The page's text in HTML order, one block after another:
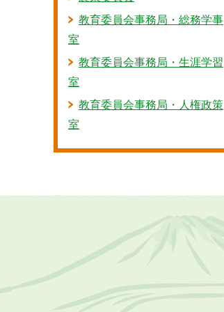
教育委員会事務局・総務学事
室
教育委員会事務局・生涯学習
室
教育委員会事務局・人権政策
室